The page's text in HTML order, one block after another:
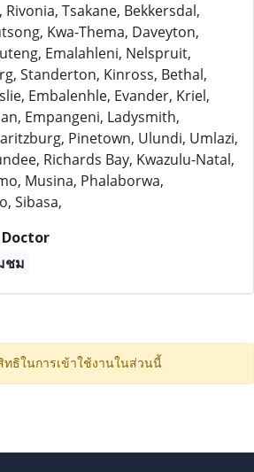
Tsakane, Bekkersdal,
Kwa-Thema, Daveyton,
Emalahleni, Nelspruit,
Standerton, Kinross, Bethal,
Embalenhle, Evander, Kriel,
Empangeni, Ladysmith,
Pinetown, Ulundi, Umlazi,
Richards Bay, Kwazulu-Natal,
Musina, Phalaborwa,
Sibasa,
ชม
ธิในการเข้าใช้งานในส่วนนี้